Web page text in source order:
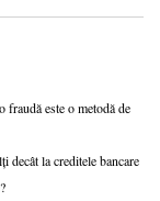
fraudă este o metodă de
la creditele bancare